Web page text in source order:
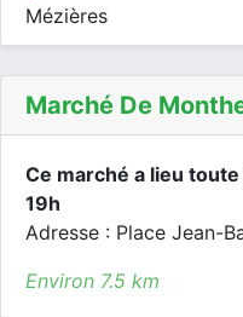
Mézières
Marché De
Ce marché a lieu
19h
Adresse : Place Jean-
Environ 7.5 km